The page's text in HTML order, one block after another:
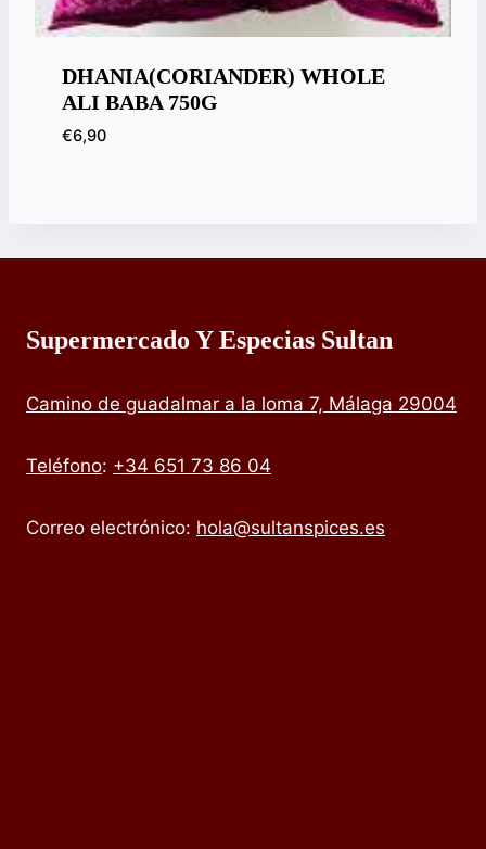
DHANIA(CORIANDER) WHOLE
ALI BABA 750G
€6,90
Supermercado Y Especias Sultan
Camino de guadalmar a la loma 7, Málaga 29004
Teléfono: +34 651 73 86 04
Correo electrónico: hola@sultanspices.es